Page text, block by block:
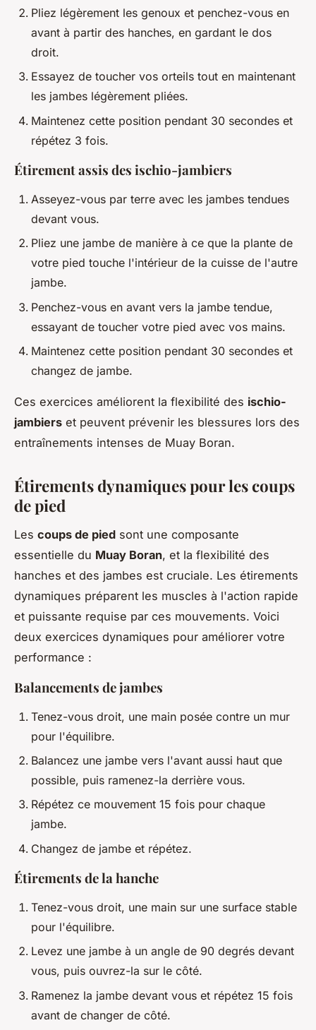
Pliez légèrement les genoux et penchez-vous en
avant à partir des hanches, en gardant le dos
droit.
Essayez de toucher vos orteils tout en maintenant
les jambes légèrement pliées.
Maintenez cette position pendant 30 secondes et
répétez 3 fois.
Étirement assis des ischio-jambiers
Asseyez-vous par terre avec les jambes tendues
devant vous.
Pliez une jambe de manière à ce que la plante de
votre pied touche l'intérieur de la cuisse de l'autre
jambe.
Penchez-vous en avant vers la jambe tendue,
essayant de toucher votre pied avec vos mains.
Maintenez cette position pendant 30 secondes et
changez de jambe.
Ces exercices améliorent la flexibilité des ischio-
jambiers et peuvent prévenir les blessures lors des
entraînements intenses de Muay Boran.
Étirements dynamiques pour les coups
de pied
Les coups de pied sont une composante
essentielle du Muay Boran, et la flexibilité des
hanches et des jambes est cruciale. Les étirements
dynamiques préparent les muscles à l'action rapide
et puissante requise par ces mouvements. Voici
deux exercices dynamiques pour améliorer votre
performance :
Balancements de jambes
Tenez-vous droit, une main posée contre un mur
pour l'équilibre.
Balancez une jambe vers l'avant aussi haut que
possible, puis ramenez-la derrière vous.
Répétez ce mouvement 15 fois pour chaque
jambe.
Changez de jambe et répétez.
Étirements de la hanche
Tenez-vous droit, une main sur une surface stable
pour l'équilibre.
Levez une jambe à un angle de 90 degrés devant
vous, puis ouvrez-la sur le côté.
Ramenez la jambe devant vous et répétez 15 fois
avant de changer de côté.